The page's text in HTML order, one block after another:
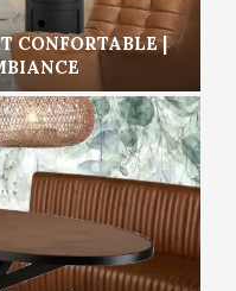
CONFORTABLE |